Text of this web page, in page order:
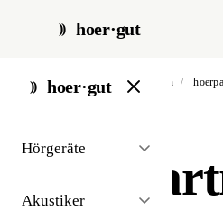
hoer·gut
hoer·gut
Hörgeräte
Akustiker
start / akustiker / berlin /